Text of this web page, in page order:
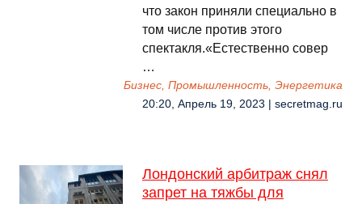
что закон приняли специально в
том числе против этого
спектакля.«Естественно совер
…
Бизнес, Промышленность, Энергетика
20:20, Апрель 19, 2023 | secretmag.ru
Лондонский арбитраж снял
запрет на тяжбы для